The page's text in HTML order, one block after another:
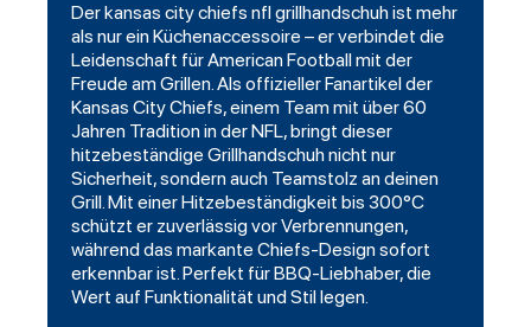
Derkansas city chiefs nfl grillhandschuh ist mehr
als nur ein Küchenaccessoire – er verbindet die
Leidenschaft für American Football mit der
Freude am Grillen. Als offizieller Fanartikel der
Kansas City Chiefs, einem Team mit über 60
Jahren Tradition in der NFL, bringt dieser
hitzebeständige Grillhandschuh nicht nur
Sicherheit, sondern auch Teamstolz an deinen
Grill. Mit einer Hitzebeständigkeit bis 300°C
schützt er zuverlässig vor Verbrennungen,
während das markante Chiefs-Design sofort
erkennbar ist. Perfekt für BBQ-Liebhaber, die
Wert auf Funktionalität und Stil legen.